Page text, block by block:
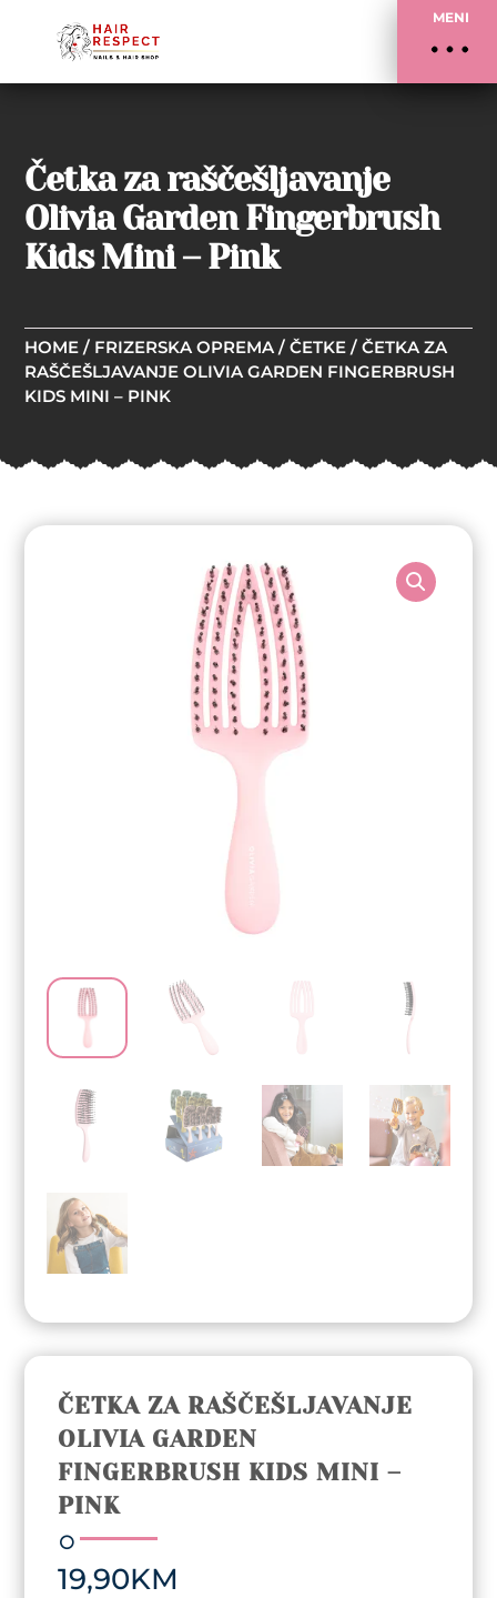
MENI
Četka za raščešljavanje
Olivia Garden Fingerbrush
Kids Mini – Pink
HOME / FRIZERSKA OPREMA /ČETKE / ČETKA ZA
RAŠČEŠLJAVANJE OLIVIA GARDEN FINGERBRUSH
KIDS MINI – PINK
ČETKA ZA RAŠČEŠLJAVANJE
OLIVIA GARDEN
FINGERBRUSH KIDS MINI –
PINK
19,90KM